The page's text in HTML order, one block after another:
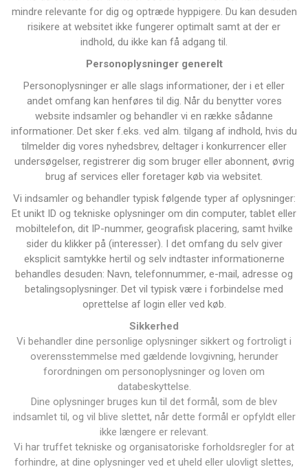
mindre relevante for dig og optræde hyppigere. Du kan desuden
risikere at websitet ikke fungerer optimalt samt at der er
indhold, du ikke kan få adgang til.
Personoplysninger generelt
Personoplysninger er alle slags informationer, der i et eller
andet omfang kan henføres til dig. Når du benytter vores
website indsamler og behandler vi en række sådanne
informationer. Det sker f.eks. ved alm. tilgang af indhold, hvis du
tilmelder dig vores nyhedsbrev, deltager i konkurrencer eller
undersøgelser, registrerer dig som bruger eller abonnent, øvrig
brug af services eller foretager køb via websitet.
Vi indsamler og behandler typisk følgende typer af oplysninger:
Et unikt ID og tekniske oplysninger om din computer, tablet eller
mobiltelefon, dit IP-nummer, geografisk placering, samt hvilke
sider du klikker på (interesser). I det omfang du selv giver
eksplicit samtykke hertil og selv indtaster informationerne
behandles desuden: Navn, telefonnummer, e-mail, adresse og
betalingsoplysninger. Det vil typisk være i forbindelse med
oprettelse af login eller ved køb.
Sikkerhed
Vi behandler dine personlige oplysninger sikkert og fortroligt i
overensstemmelse med gældende lovgivning, herunder
forordningen om personoplysninger og loven om
databeskyttelse.
Dine oplysninger bruges kun til det formål, som de blev
indsamlet til, og vil blive slettet, når dette formål er opfyldt eller
ikke længere er relevant.
Vi har truffet tekniske og organisatoriske forholdsregler for at
forhindre, at dine oplysninger ved et uheld eller ulovligt slettes,